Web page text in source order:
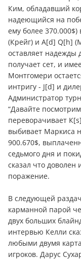
Ким, обладавший
надеющийся на
ему более 370.000$)
(Крейг) и A[d] Q[h]
оставляет надежды
получает сет, и
Монтгомери
интригу - J[d] и
Администратор
“Давайте
переворачивает
выбивает Маркиса
900.670$,
седьмого дня и
сказал что доволен
поражение.
В следующей
карманной парой
двух больших
интервью Келли
любыми двумя
игроков. Дарус